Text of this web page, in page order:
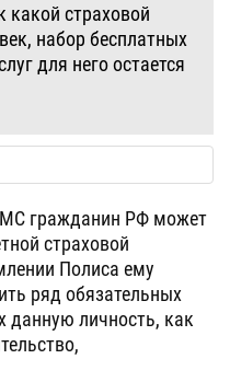
какой страховой
набор бесплатных
для него остается
гражданин РФ может
страховой
Полиса ему
ряд обязательных
данную личность, как